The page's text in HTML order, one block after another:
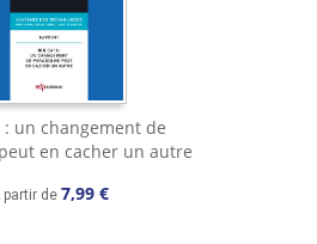
: un changement de
en cacher un autre
partir de 7,99 €